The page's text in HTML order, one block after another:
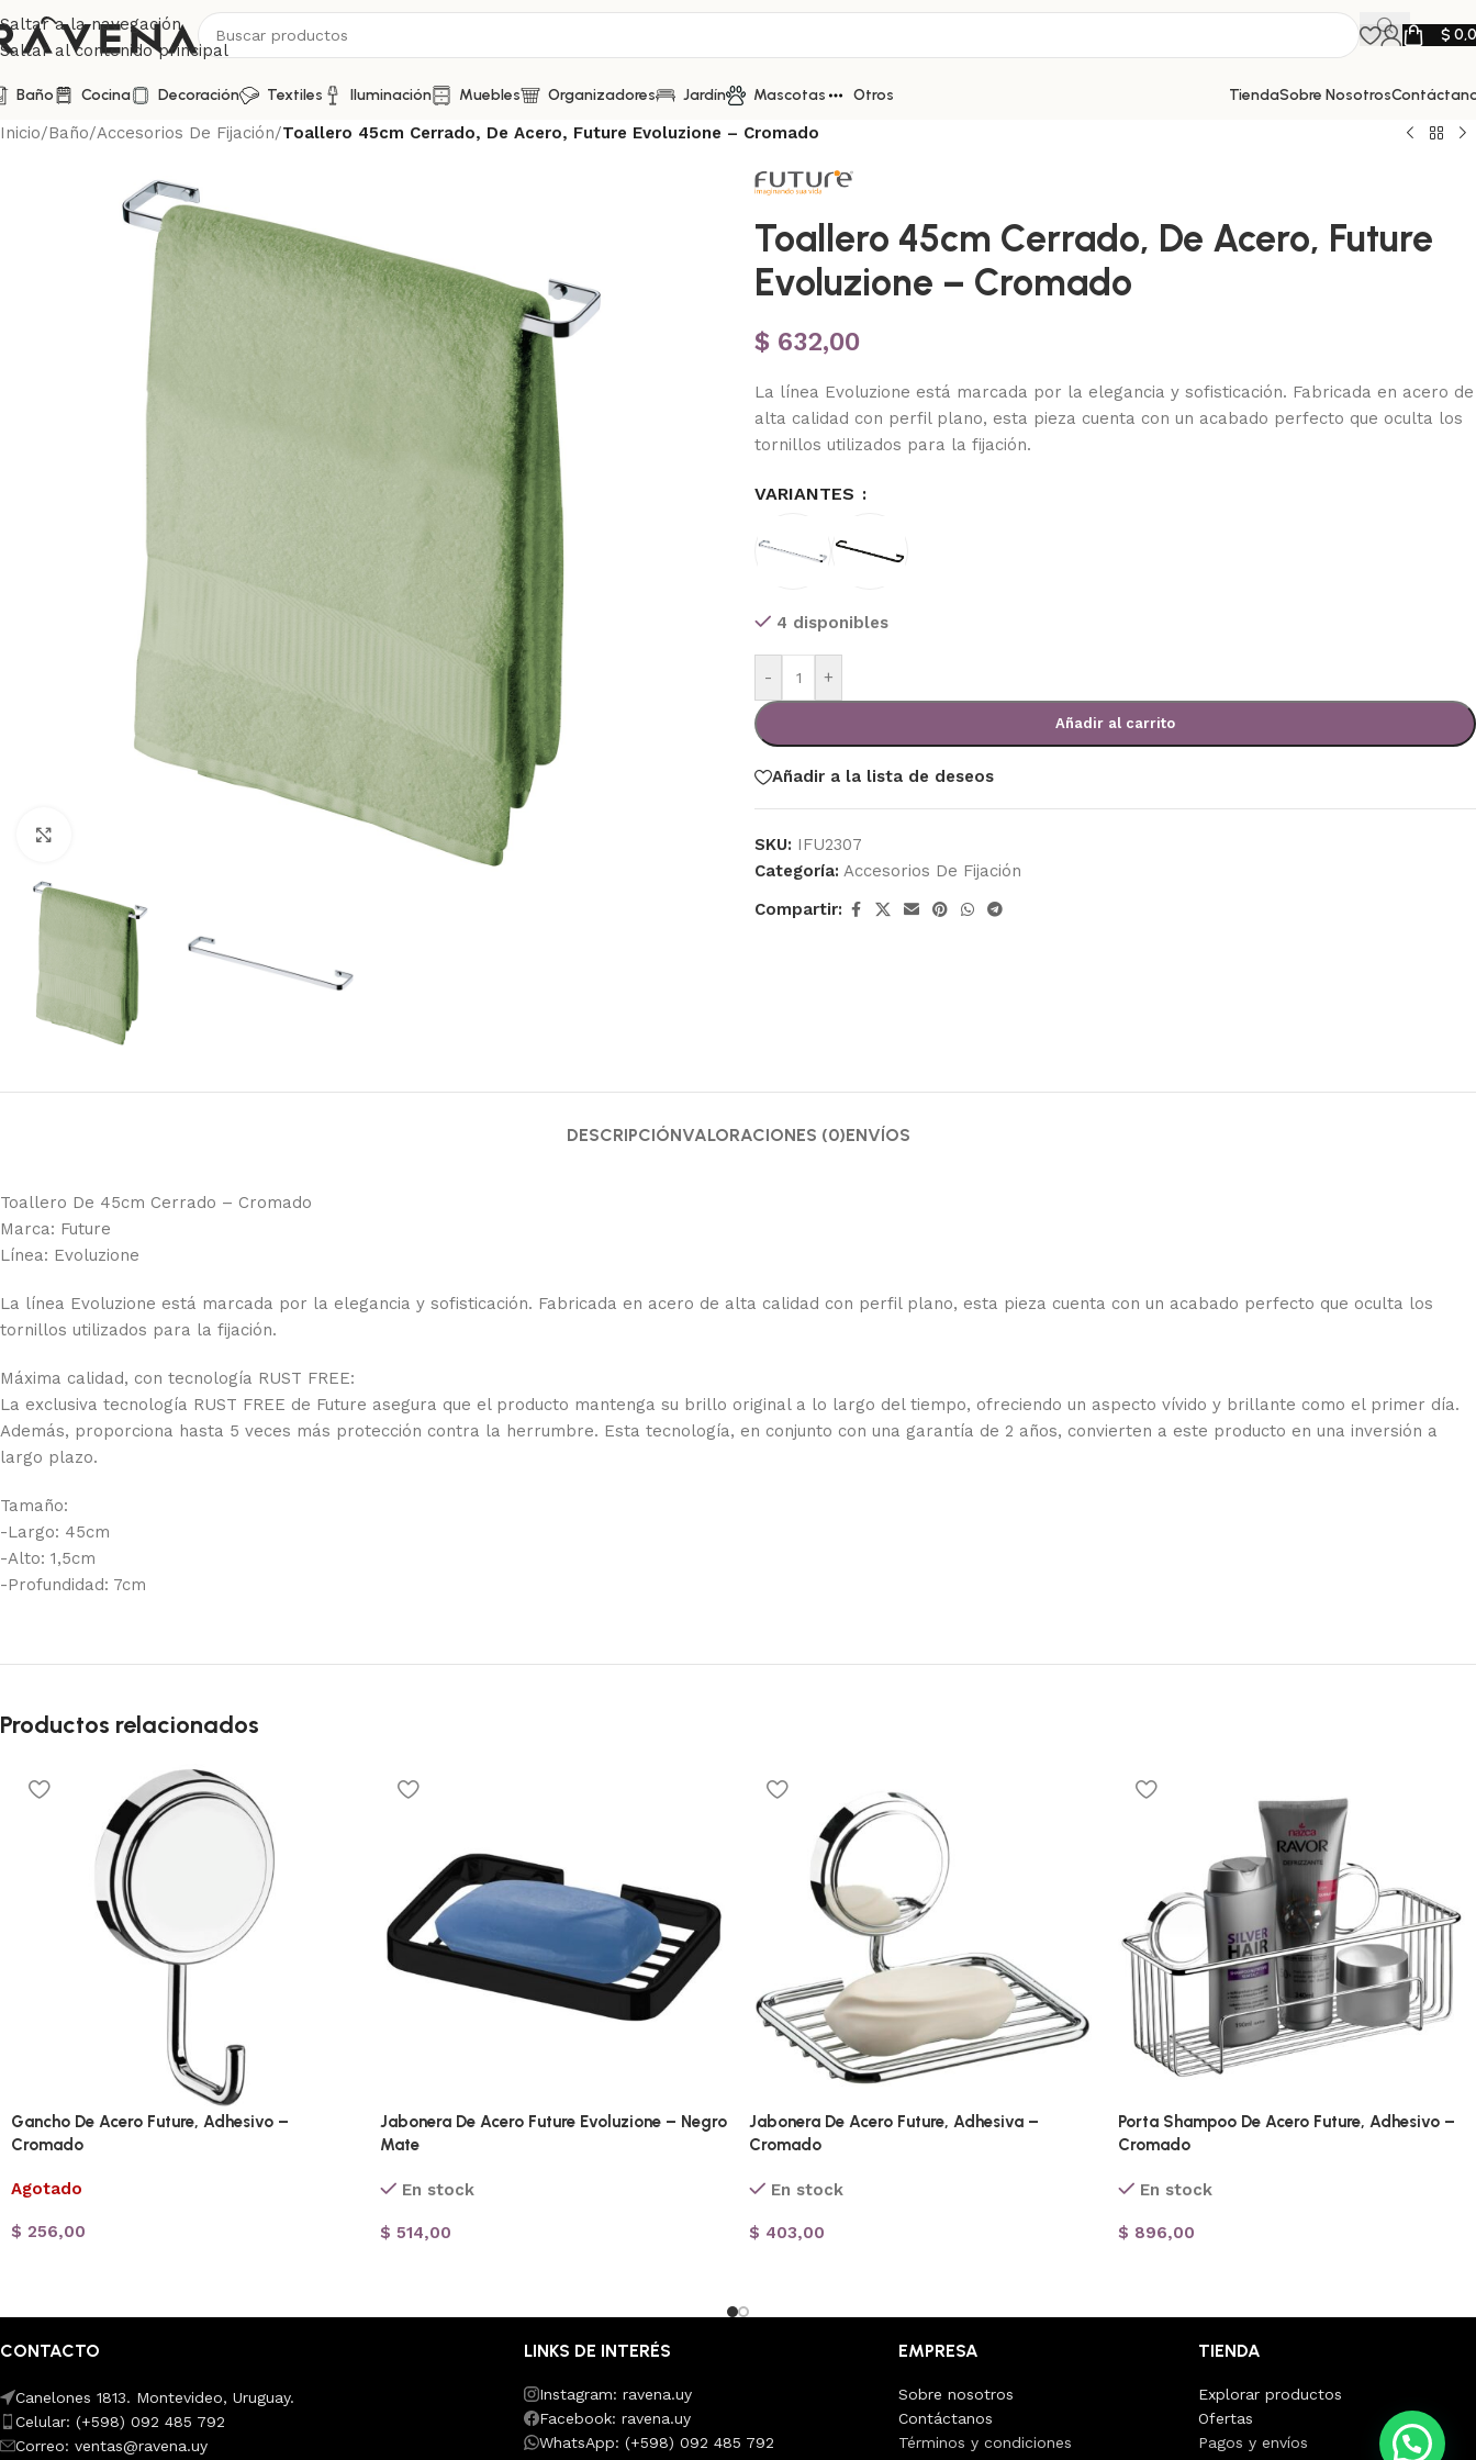
Saltar a la navegación
Saltar al contenido principal
$
Baño Cocina Decoración Textiles Iluminación Muebles Organizadores Jardín Mascotas Otros TiendaSobre Nosotros
Inicio/Baño/Accesorios De Fijación/Toallero 45cm Cerrado, De Acero, Future Evoluzione – Cromado
Toallero 45cm Cerrado, De Acero, Future
Evoluzione – Cromado
$ 632,00
La línea Evoluzione está marcada por la elegancia y sofisticación. Fabricada en acero de
alta calidad con perfil plano, esta pieza cuenta con un acabado perfecto que oculta los
tornillos utilizados para la fijación.
VARIANTES
4 disponibles
- +
Añadir al carrito
Añadir a la lista de deseos
SKU: IFU2307
Categoría: Accesorios De Fijación
Compartir:
DESCRIPCIÓNVALORACIONES (0)ENVÍOS
Toallero De 45cm Cerrado – Cromado
Marca: Future
Línea: Evoluzione
La línea Evoluzione está marcada por la elegancia y sofisticación. Fabricada en acero de alta calidad con perfil plano, esta pieza cuenta con un acabado perfecto que oculta los
tornillos utilizados para la fijación.
Máxima calidad, con tecnología RUST FREE:
La exclusiva tecnología RUST FREE de Future asegura que el producto mantenga su brillo original a lo largo del tiempo, ofreciendo un aspecto vívido y brillante como el primer día.
Además, proporciona hasta 5 veces más protección contra la herrumbre. Esta tecnología, en conjunto con una garantía de 2 años, convierten a este producto en una inversión a
largo plazo.
Tamaño:
-Largo: 45cm
-Alto: 1,5cm
-Profundidad: 7cm
Productos relacionados
Gancho De Acero Future, Adhesivo –
Cromado
Agotado
$ 256,00
Jabonera De Acero Future Evoluzione – Negro
Mate
En stock
$ 514,00
Jabonera De Acero Future, Adhesiva –
Cromado
En stock
$ 403,00
Porta Shampoo De Acero Future, Adhesivo –
Cromado
En stock
$ 896,00
CONTACTO
Canelones 1813. Montevideo, Uruguay.
Celular: (+598) 092 485 792
Correo: ventas@ravena.uy
LINKS DE INTERÉS
Instagram: ravena.uy
Facebook: ravena.uy
WhatsApp: (+598) 092 485 792
EMPRESA
Sobre nosotros
Contáctanos
Términos y condiciones
TIENDA
Explorar productos
Ofertas
Pagos y envíos
💭 ¿Necesitas ayuda?